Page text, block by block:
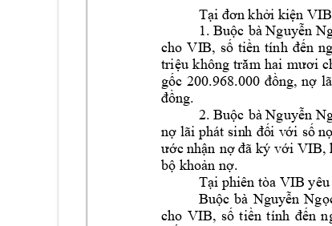
Tại đơn khởi kiện VIB
1. Buộc bà Nguyễn
cho VIB, số tiền tính đến
triệu không trăm hai mươi
gốc 200.968.000 đồng, nợ
đồng.
2. Buộc bà Nguyễn
nợ lãi phát sinh đối với số
ước nhận nợ đã ký với VIB,
bộ khoản nợ.
Tại phiên tòa VIB yêu
Buộc bà Nguyễn
cho VIB, số tiền tính đến